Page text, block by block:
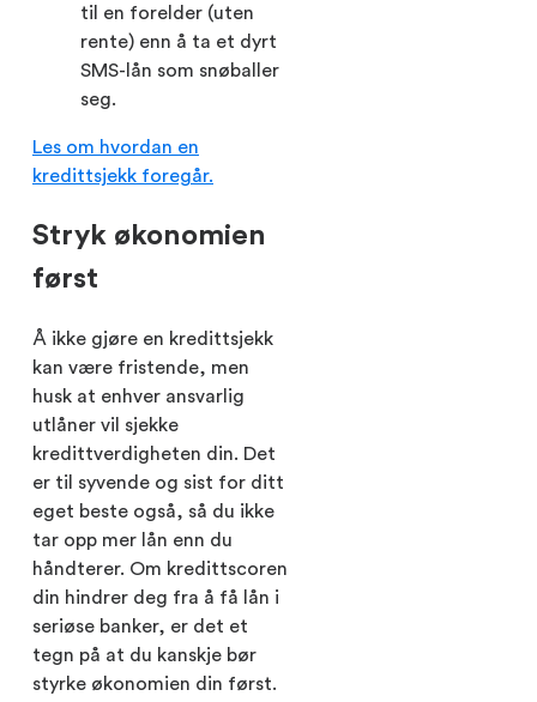
til en forelder (uten
rente) enn å ta et dyrt
SMS-lån som snøballer
seg.
Les om hvordan en
kredittsjekk foregår.
Stryk økonomien
først
Å ikke gjøre en kredittsjekk
kan være fristende, men
husk at enhver ansvarlig
utlåner vil sjekke
kredittverdigheten din. Det
er til syvende og sist for ditt
eget beste også, så du ikke
tar opp mer lån enn du
håndterer. Om kredittscoren
din hindrer deg fra å få lån i
seriøse banker, er det et
tegn på at du kanskje bør
styrke økonomien din først.